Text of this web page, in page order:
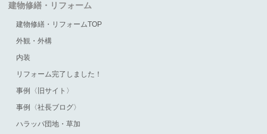
建物修繕・リフォーム
建物修繕・リフォームTOP
外観・外構
内装
リフォーム完了しました！
事例〈旧サイト〉
事例〈社長ブログ〉
ハラッパ団地・草加